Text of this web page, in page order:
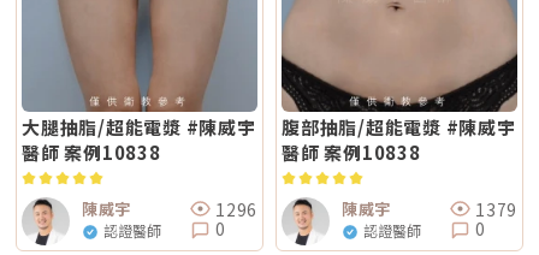
大腿抽脂/超能電漿 #陳威宇
醫師 案例10838
陳威宇
認證醫師
1296
0
腹部抽脂/超能電漿 #陳威宇
醫師 案例10838
陳威宇
認證醫師
1379
0